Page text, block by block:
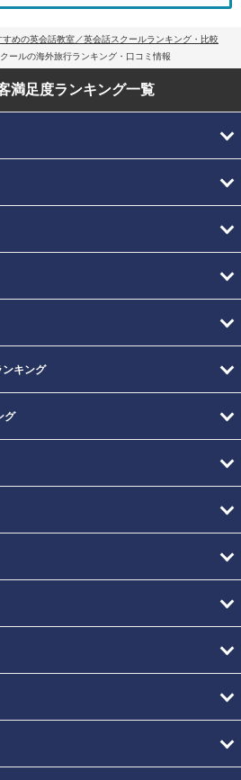
すめの英会話教室／英会話スクールランキング・比較
ールの海外旅行ランキング・口コミ情報
満足度ランキング一覧
ンキング
グ